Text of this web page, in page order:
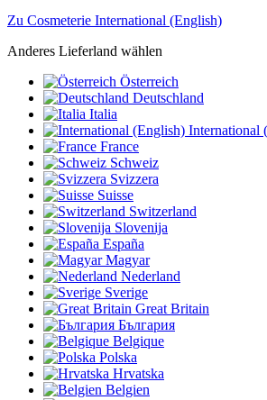
Zu Cosmeterie International (English)
Anderes Lieferland wählen
Österreich
Deutschland
Italia
International
France
Schweiz
Svizzera
Suisse
Switzerland
Slovenija
España
Magyar
Nederland
Sverige
Great Britain
България
Belgique
Polska
Hrvatska
Belgien